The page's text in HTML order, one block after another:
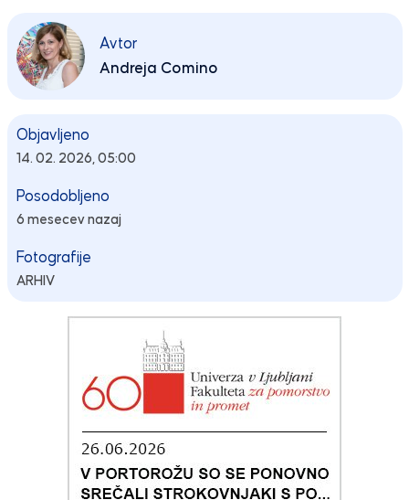
Avtor
Andreja Comino
Objavljeno
14. 02. 2026, 05:00
Posodobljeno
6 mesecev nazaj
Fotografije
ARHIV